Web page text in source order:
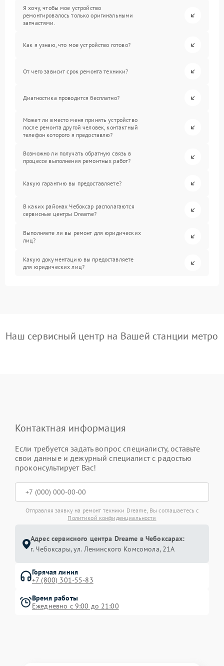
Я хочу, чтобы мое устройство
ремонтировалось только оригинальными
запчастями.
Как я узнаю, что мое устройство готово?
От чего зависит срок ремонта техники?
Диагностика проводится бесплатно?
Может ли вместо меня принять устройство
после ремонта другой человек, контактный
телефон которого я предоставлю?
Возможно ли получать обратную связь в
процессе выполнения ремонтных работ?
Какую гарантию вы предоставляете?
В каких районах Чебоксар располагаются
сервисные центры Dreame?
Выполняете ли вы ремонт для юридических
лиц?
Какую документацию вы предоставляете
для юридических лиц?
Наш сервисный центр на Вашей станции метро
Контактная информация
Если требуется задать вопрос специалисту, оставьте
свои данные и дежурный специалист с радостью
проконсультирует Вас!
Отправляя заявку на ремонт техники Dreame, Вы соглашаетесь с
Политикой конфиденциальности
Адрес сервисного центра Dreame в Чебоксарах:
г. Чебоксары, ул. Ленинского Комсомола, 21А
Горячая линия
+7 (800) 301-55-83
Время работы
Ежедневно с 9:00 до 21:00